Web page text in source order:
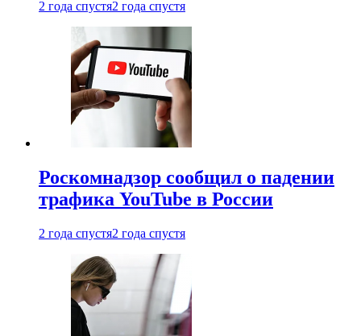
2 года спустя2 года спустя
Роскомнадзор сообщил о падении
трафика YouTube в России
2 года спустя2 года спустя